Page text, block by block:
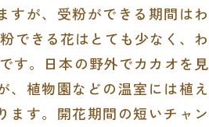
すが、受粉ができる期間はわ
できる花はとても少なく、わ
す。日本の野外でカカオを見
、植物園などの温室には植え
ます。開花期間の短いチャン